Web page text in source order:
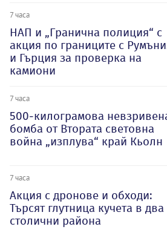
7 часа
НАП и „Гранична полиция“ с
акция по границите с
и Гърция за проверка на
камиони
7 часа
500-килограмова
бомба от Втората световна
война „изплува“ край Кьолн
7 часа
Акция с дронове и обходи:
Търсят глутница кучета в два
столични района